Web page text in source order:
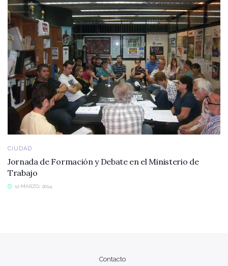
CIUDAD
Jornada de Formación y Debate en el Ministerio de
Trabajo
12 MARZO, 2014
Contacto